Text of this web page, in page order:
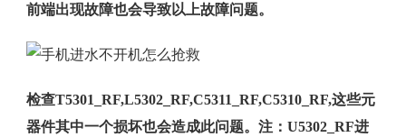
前端出现故障也会导致以上故障问题。
检查T5301_RF,L5302_RF,C5311_RF,C5310_RF,这些元
器件其中一个损坏也会造成此问题。注：U5302_RF进